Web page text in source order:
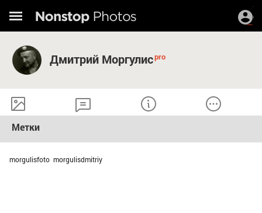
Дмитрий Моргулис
Метки
morgulisfoto morgulisdmitriy